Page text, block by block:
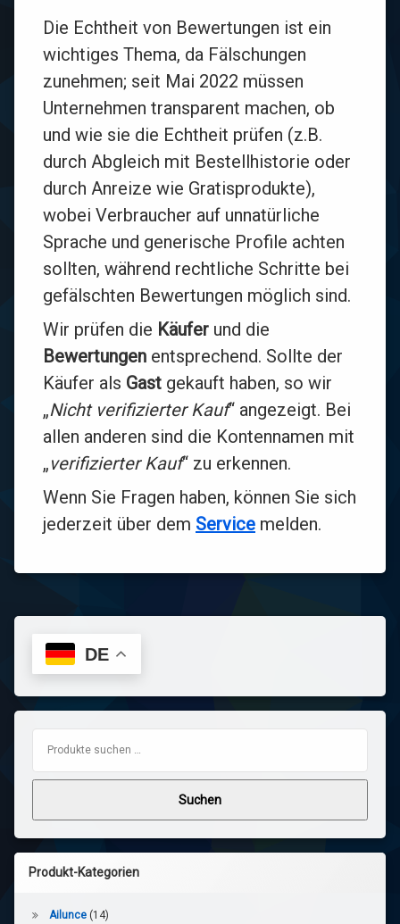
Die Echtheit von Bewertungen ist ein
wichtiges Thema, da Fälschungen
zunehmen; seit Mai 2022 müssen
Unternehmen transparent machen, ob
und wie sie die Echtheit prüfen (z.B.
durch Abgleich mit Bestellhistorie oder
durch Anreize wie Gratisprodukte),
wobei Verbraucher auf unnatürliche
Sprache und generische Profile achten
sollten, während rechtliche Schritte bei
gefälschten Bewertungen möglich sind.
Wir prüfen die Käufer und die
Bewertungen entsprechend. Sollte der
Käufer als Gast gekauft haben, so wir
„Nicht verifizierter Kauf“ angezeigt. Bei
allen anderen sind die Kontennamen mit
„verifizierter Kauf“ zu erkennen.
Wenn Sie Fragen haben, können Sie sich
jederzeit über dem Service melden.
DE
Suchen
Produkt-Kategorien
Ailunce (14)